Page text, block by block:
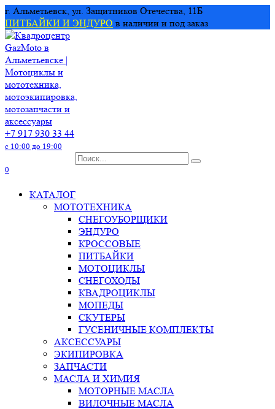
Перейти
к
содержанию
г. Альметьевск, ул. Защитников Отечества, 11Б
ПИТБАЙКИ И ЭНДУРО в наличии и под заказ
+7 917 930 33 44
с 10:00 до 19:00
Search
0
КАТАЛОГ
МОТОТЕХНИКА
СНЕГОУБОРЩИКИ
ЭНДУРО
КРОССОВЫЕ
ПИТБАЙКИ
МОТОЦИКЛЫ
СНЕГОХОДЫ
КВАДРОЦИКЛЫ
МОПЕДЫ
СКУТЕРЫ
ГУСЕНИЧНЫЕ КОМПЛЕКТЫ
АКСЕССУАРЫ
ЭКИПИРОВКА
ЗАПЧАСТИ
МАСЛА И ХИМИЯ
МОТОРНЫЕ МАСЛА
ВИЛОЧНЫЕ МАСЛА